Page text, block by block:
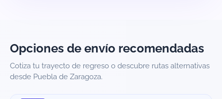
Opciones de envío recomendadas
Cotiza tu trayecto de regreso o descubre rutas alternativas
desde Puebla de Zaragoza.